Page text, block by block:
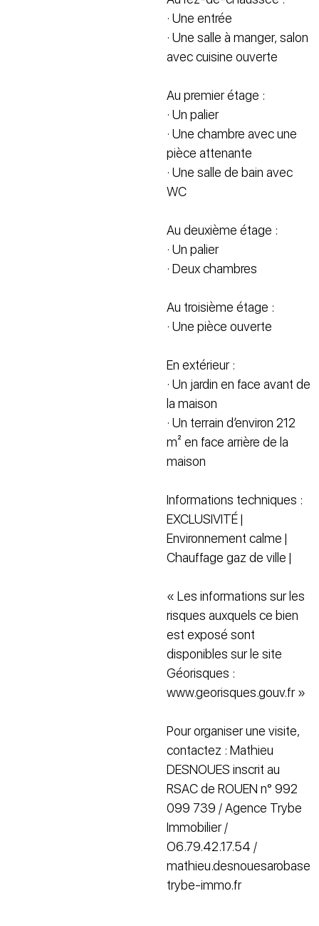
· Une entrée
· Une salle à manger, salon
avec cuisine ouverte
Au premier étage :
· Un palier
· Une chambre avec une
pièce attenante
· Une salle de bain avec
WC
Au deuxième étage :
· Un palier
· Deux chambres
Au troisième étage :
· Une pièce ouverte
En extérieur :
· Un jardin en face avant de
la maison
· Un terrain d’environ 212
m² en face arrière de la
maison
Informations techniques :
EXCLUSIVITÉ |
Environnement calme |
Chauffage gaz de ville |
« Les informations sur les
risques auxquels ce bien
est exposé sont
disponibles sur le site
Géorisques :
www.georisques.gouv.fr »
Pour organiser une visite,
contactez : Mathieu
DESNOUES inscrit au
RSAC de ROUEN n° 992
099 739 / Agence Trybe
Immobilier /
O6.79.42.17.54 /
mathieu.desnouesarobase
trybe-immo.fr